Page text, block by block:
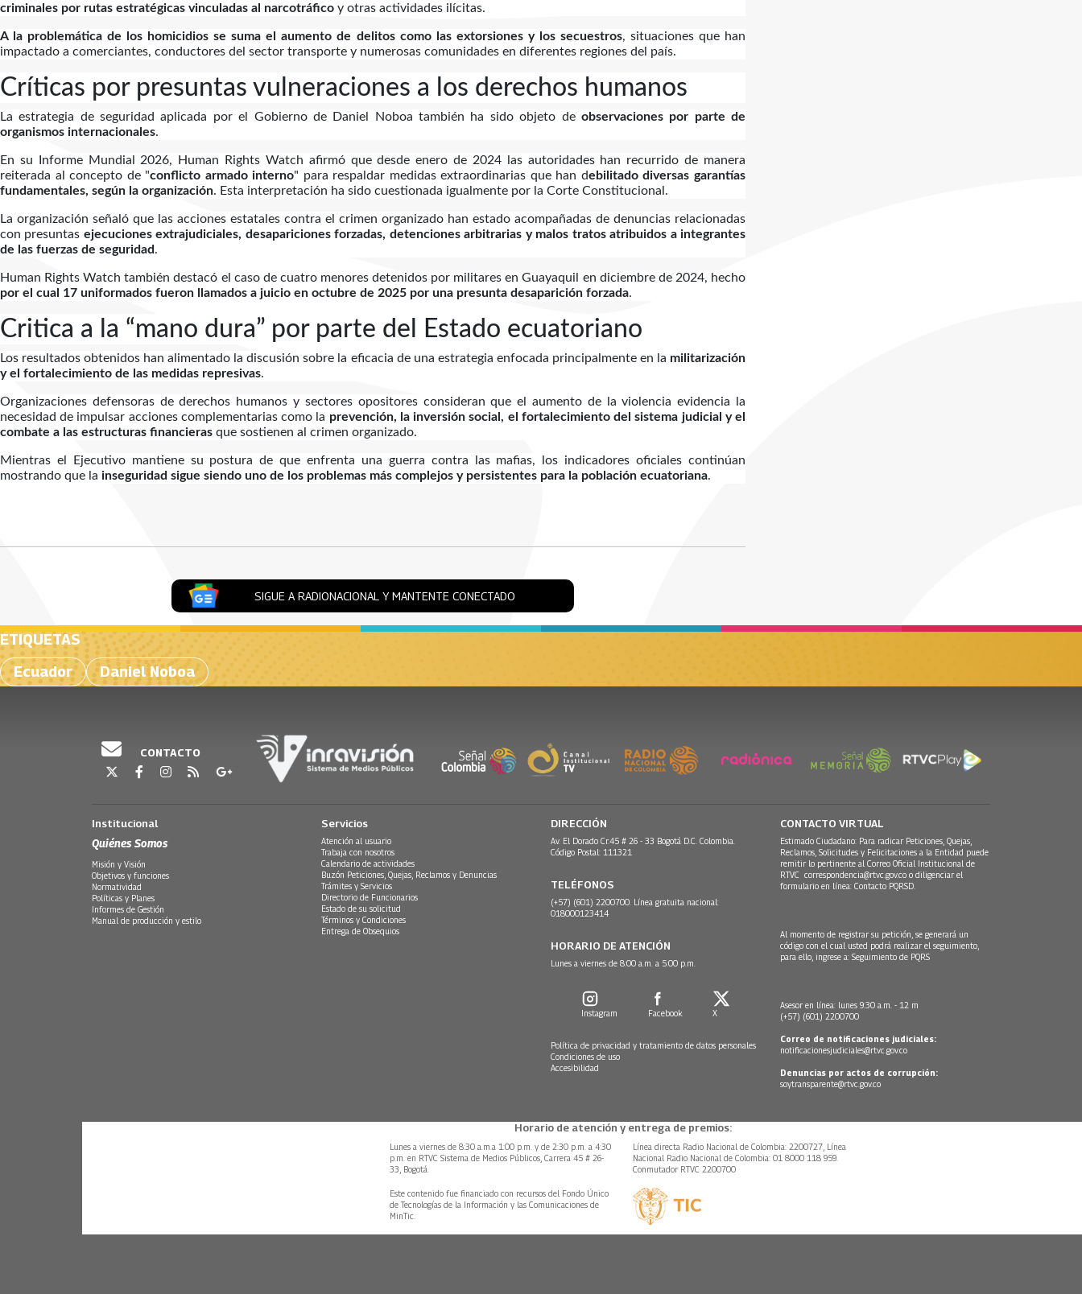
criminales por rutas estratégicas vinculadas al narcotráfico y otras actividades ilícitas.
A la problemática de los homicidios se suma el aumento de delitos como las extorsiones y los secuestros, situaciones que han
impactado a comerciantes, conductores del sector transporte y numerosas comunidades en diferentes regiones del país.
Críticas por presuntas vulneraciones a los derechos humanos
La estrategia de seguridad aplicada por el Gobierno de Daniel Noboa también ha sido objeto deobservaciones por parte de
organismos internacionales.
En su Informe Mundial 2026, Human Rights Watch afirmó que desde enero de 2024 las autoridades han recurrido de manera
reiterada al concepto de "conflicto armado interno" para respaldar medidas extraordinarias que han debilitado diversas garantías
fundamentales, según la organización. Esta interpretación ha sido cuestionada igualmente por la Corte Constitucional.
La organización señaló que las acciones estatales contra el crimen organizado han estado acompañadas de denuncias relacionadas
con presuntas ejecuciones extrajudiciales, desapariciones forzadas, detenciones arbitrarias y malos tratos atribuidos a integrantes
de las fuerzas de seguridad.
Human Rights Watch también destacó el caso de cuatro menores detenidos por militares en Guayaquil en diciembre de 2024, hecho
por el cual 17 uniformados fueron llamados a juicio en octubre de 2025 por una presunta desaparición forzada.
Critica a la “mano dura” por parte del Estado ecuatoriano
Los resultados obtenidos han alimentado la discusión sobre la eficacia de una estrategia enfocada principalmente en la militarización
y el fortalecimiento de las medidas represivas.
Organizaciones defensoras de derechos humanos y sectores opositores consideran que el aumento de la violencia evidencia la
necesidad de impulsar acciones complementarias como la prevención, la inversión social, el fortalecimiento del sistema judicial y el
combate a las estructuras financieras que sostienen al crimen organizado.
Mientras el Ejecutivo mantiene su postura de que enfrenta una guerra contra las mafias, los indicadores oficiales continúan
mostrando que la inseguridad sigue siendo uno de los problemas más complejos y persistentes para la población ecuatoriana.
SIGUE A RADIONACIONAL Y MANTENTE CONECTADO
ETIQUETAS
Ecuador
Daniel Noboa
CONTACTO
Institucional
Quiénes Somos
Misión y Visión
Objetivos y funciones
Normatividad
Políticas y Planes
Informes de Gestión
Manual de producción y estilo
Servicios
Atención al usuario
Trabaja con nosotros
Calendario de actividades
Buzón Peticiones, Quejas, Reclamos y Denuncias
Trámites y Servicios
Directorio de Funcionarios
Estado de su solicitud
Términos y Condiciones
Entrega de Obsequios
DIRECCIÓN
Av. El Dorado Cr.45 # 26 - 33 Bogotá D.C. Colombia.
Código Postal: 111321
TELÉFONOS
(+57) (601) 2200700. Línea gratuita nacional:
018000123414
HORARIO DE ATENCIÓN
Lunes a viernes de 8:00 a.m. a 5:00 p.m.
Instagram Facebook X
Política de privacidad y tratamiento de datos personales
Condiciones de uso
Accesibilidad
CONTACTO VIRTUAL
Estimado Ciudadano: Para radicar Peticiones, Quejas,
Reclamos, Solicitudes y Felicitaciones a la Entidad puede
remitir lo pertinente al Correo Oficial Institucional de
RTVC correspondencia@rtvc.gov.co o diligenciar el
formulario en línea: Contacto PQRSD.
Al momento de registrar su petición, se generará un
código con el cual usted podrá realizar el seguimiento,
para ello, ingrese a: Seguimiento de PQRS
Asesor en línea: lunes 9:30 a.m. - 12 m
(+57) (601) 2200700
Correo de notificaciones judiciales:
notificacionesjudiciales@rtvc.gov.co
Denuncias por actos de corrupción:
soytransparente@rtvc.gov.co
Horario de atención y entrega de premios:
Lunes a viernes de 8:30 a.m.a 1:00 p.m. y de 2:30 p.m. a 4:30
p.m. en RTVC Sistema de Medios Públicos, Carrera 45 # 26-
33, Bogotá.
Línea directa Radio Nacional de Colombia: 2200727, Línea
Nacional Radio Nacional de Colombia: 01 8000 118 959.
Conmutador RTVC 2200700
Este contenido fue financiado con recursos del Fondo Único
de Tecnologías de la Información y las Comunicaciones de
MinTic.